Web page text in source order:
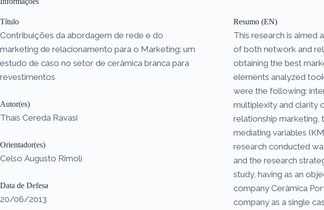
Título
Contribuições da abordagem de rede e do
marketing de relacionamento para o Marketing: um
estudo de caso no setor de cerâmica branca para
revestimentos
Autor(es)
Thaís Cereda Ravasi
Orientador(es)
Celso Augusto Rimoli
Data de Defesa
20/06/2013
Resumo (EN)
This research is aimed
of both network and
obtaining the best
elements analyzed
were the following:
multiplexity and clarity
relationship marketing,
mediating variables
research conducted
and the research
study, having as an
company Cerâmica
company as a single